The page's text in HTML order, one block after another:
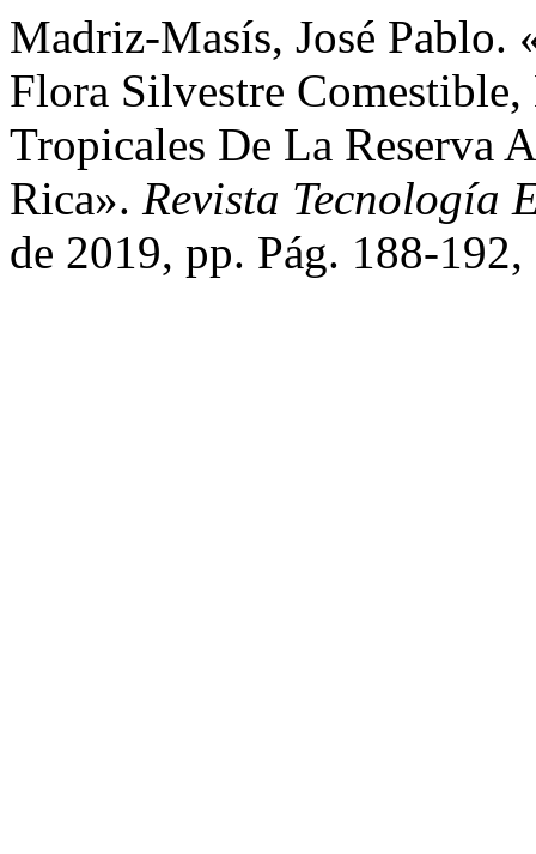
Madriz-Masís, José Pablo.
Flora Silvestre
Tropicales De La Reserva
Rica». Revista Tecnología
de 2019, pp. Pág. 188-